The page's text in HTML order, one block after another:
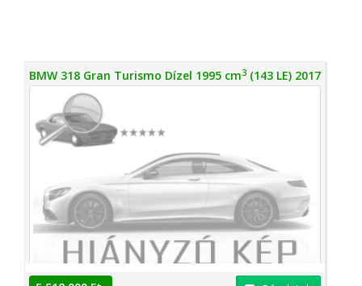
BMW 318 Gran Turismo Dízel 1995 cm3 (143 LE) 2017